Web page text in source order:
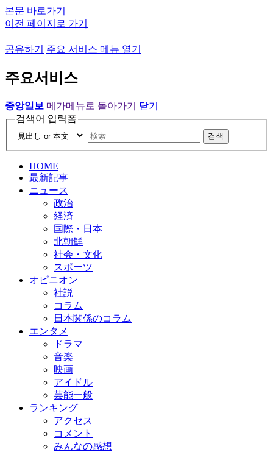
본문 바로가기
이전 페이지로 가기
공유하기 주요 서비스 메뉴 열기
주요서비스
중앙일보 메가메뉴로 돌아가기
닫기
검색어 입력폼
검색
HOME
最新記事
ニュース
政治
経済
国際・日本
北朝鮮
社会・文化
スポーツ
オピニオン
社説
コラム
日本関係のコラム
エンタメ
ドラマ
音楽
映画
アイドル
芸能一般
ランキング
アクセス
コメント
みんなの感想